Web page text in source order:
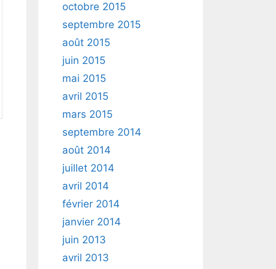
octobre 2015
septembre 2015
août 2015
juin 2015
mai 2015
avril 2015
mars 2015
septembre 2014
août 2014
juillet 2014
avril 2014
février 2014
janvier 2014
juin 2013
avril 2013